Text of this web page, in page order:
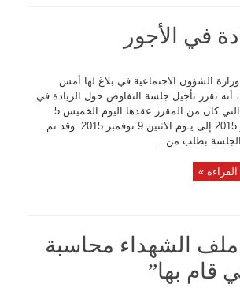
في الأجور
الشؤون الاجتماعية في بلاغ لها أمس
أنه تقرر تأجيل جلسة التفاوض حول الزيادة في
الأجور التي كان من المقرر عقدها اليوم الخميس 5
نوفمبر 2015 إلى يـوم الاثنين 9 نوفمبر 2015. وقد تم
بطلب من ...
»
الشهداء محاسبة
قام بها”